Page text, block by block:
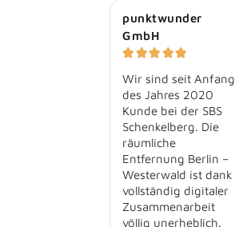
punktwunder
GmbH
  
Wir sind seit Anfang
des Jahres 2020
Kunde bei der SBS
Schenkelberg. Die
räumliche
Entfernung Berlin –
Westerwald ist dank
vollständig digitaler
Zusammenarbeit
völlig unerheblich.